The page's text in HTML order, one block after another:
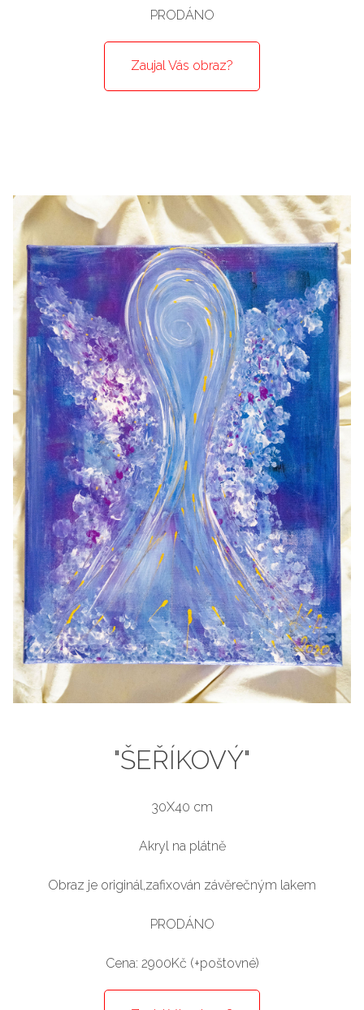
PRODÁNO
Zaujal Vás obraz?
"ŠEŘÍKOVÝ"
30X40 cm
Akryl na plátně
Obraz je originál,zafixován závěrečným lakem
PRODÁNO
Cena: 2900Kč (+poštovné)